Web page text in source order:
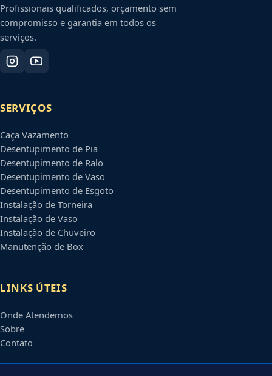
Profissionais qualificados, orçamento sem
compromisso e garantia em todos os
serviços.
SERVIÇOS
Caça Vazamento
Desentupimento de Pia
Desentupimento de Ralo
Desentupimento de Vaso
Desentupimento de Esgoto
Instalação de Torneira
Instalação de Vaso
Instalação de Chuveiro
Manutenção de Box
LINKS ÚTEIS
Onde Atendemos
Sobre
Contato